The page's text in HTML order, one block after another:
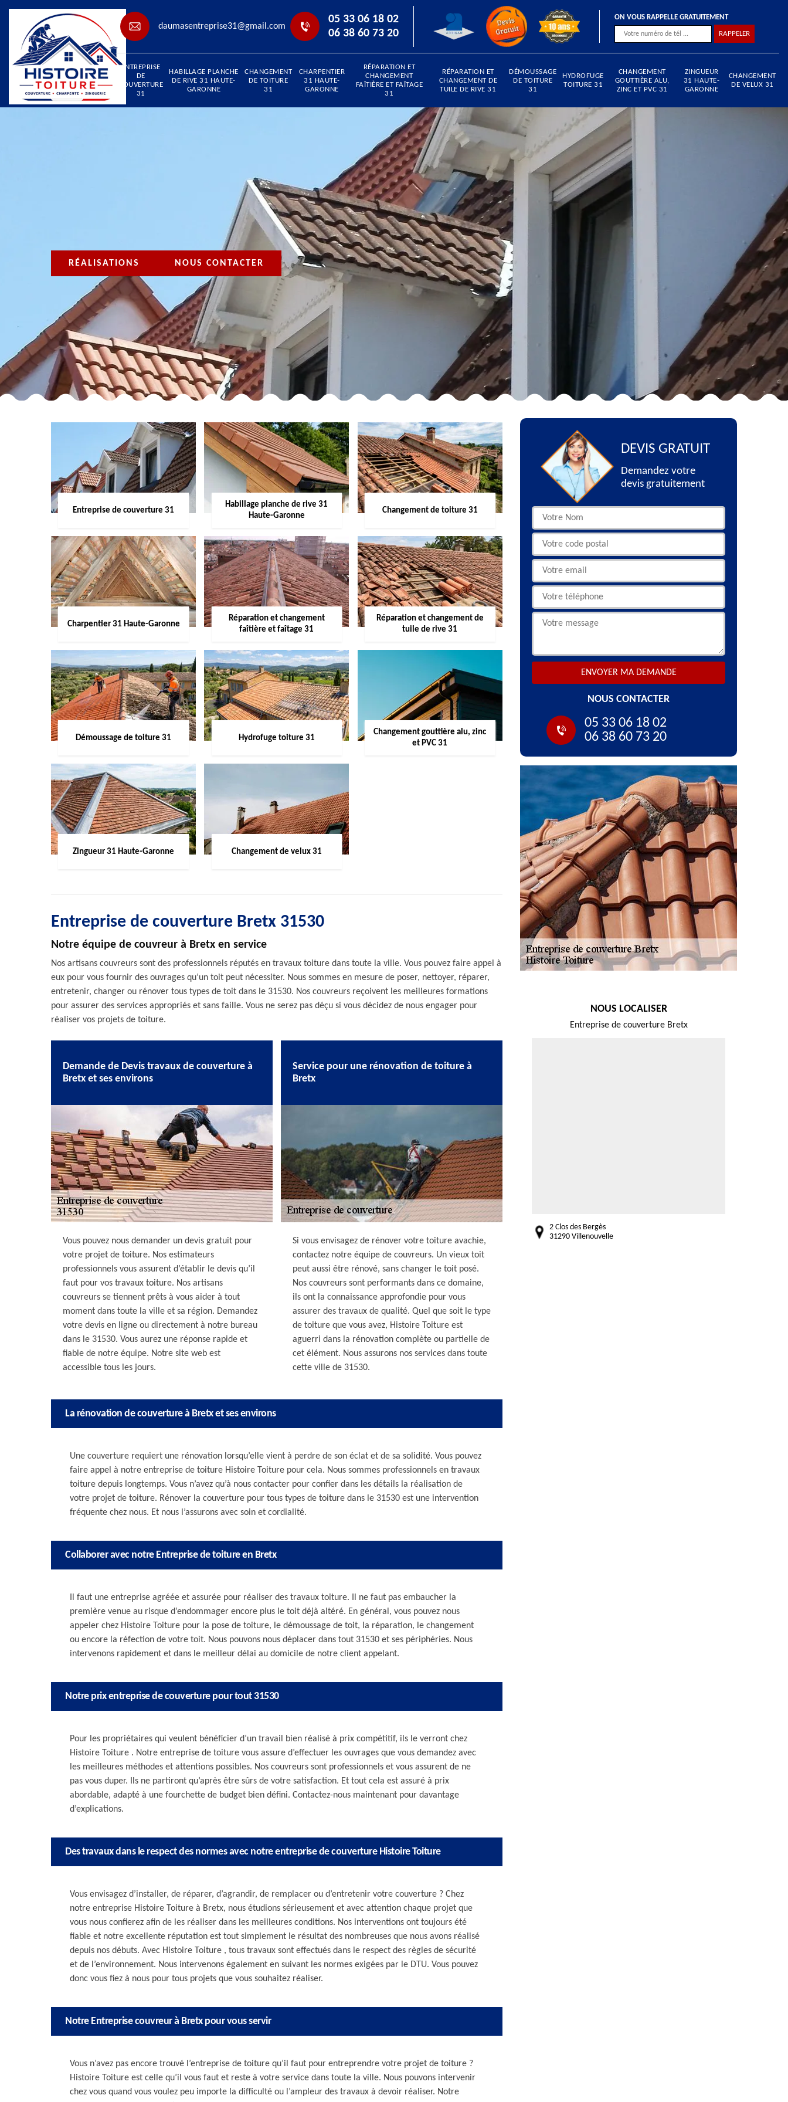
daumasentreprise31@gmail.com
05 33 06 18 02
06 38 60 73 20
ON VOUS RAPPELLE GRATUITEMENT
ENTREPRISE
DE
COUVERTURE
31
HABILLAGE PLANCHE
DE RIVE 31 HAUTE-
GARONNE
CHANGEMENT
DE TOITURE
31
CHARPENTIER
31 HAUTE-
GARONNE
RÉPARATION ET
CHANGEMENT
FAÎTIÈRE ET FAÎTAGE
31
RÉPARATION ET
CHANGEMENT DE
TUILE DE RIVE 31
DÉMOUSSAGE
DE TOITURE
31
HYDROFUGE
TOITURE 31
CHANGEMENT
GOUTTIÈRE ALU,
ZINC ET PVC 31
ZINGUEUR
31 HAUTE-
GARONNE
CHANGEMENT
DE VELUX 31
RÉALISATIONS NOUS CONTACTER
Entreprise de couverture 31
Habillage planche de rive 31
Haute-Garonne
Changement de toiture 31
Charpentier 31 Haute-Garonne
Réparation et changement
faîtière et faîtage 31
Réparation et changement de
tuile de rive 31
Démoussage de toiture 31 Hydrofuge toiture 31
Changement gouttière alu, zinc
et PVC 31
Zingueur 31 Haute-Garonne Changement de velux 31
Entreprise de couverture Bretx 31530
Notre équipe de couvreur à Bretx en service
Nos artisans couvreurs sont des professionnels réputés en travaux toiture dans toute la ville. Vous pouvez faire appel à
eux pour vous fournir des ouvrages qu’un toit peut nécessiter. Nous sommes en mesure de poser, nettoyer, réparer,
entretenir, changer ou rénover tous types de toit dans le 31530. Nos couvreurs reçoivent les meilleures formations
pour assurer des services appropriés et sans faille. Vous ne serez pas déçu si vous décidez de nous engager pour
réaliser vos projets de toiture.
Demande de Devis travaux de couverture à
Bretx et ses environs
Vous pouvez nous demander un devis gratuit pour
votre projet de toiture. Nos estimateurs
professionnels vous assurent d’établir le devis qu’il
faut pour vos travaux toiture. Nos artisans
couvreurs se tiennent prêts à vous aider à tout
moment dans toute la ville et sa région. Demandez
votre devis en ligne ou directement à notre bureau
dans le 31530. Vous aurez une réponse rapide et
fiable de notre équipe. Notre site web est
accessible tous les jours.
Service pour une rénovation de toiture à
Bretx
Si vous envisagez de rénover votre toiture avachie,
contactez notre équipe de couvreurs. Un vieux toit
peut aussi être rénové, sans changer le toit posé.
Nos couvreurs sont performants dans ce domaine,
ils ont la connaissance approfondie pour vous
assurer des travaux de qualité. Quel que soit le type
de toiture que vous avez, Histoire Toiture est
aguerri dans la rénovation complète ou partielle de
cet élément. Nous assurons nos services dans toute
cette ville de 31530.
La rénovation de couverture à Bretx et ses environs
Une couverture requiert une rénovation lorsqu’elle vient à perdre de son éclat et de sa solidité. Vous pouvez
faire appel à notre entreprise de toiture Histoire Toiture pour cela. Nous sommes professionnels en travaux
toiture depuis longtemps. Vous n’avez qu’à nous contacter pour confier dans les détails la réalisation de
votre projet de toiture. Rénover la couverture pour tous types de toiture dans le 31530 est une intervention
fréquente chez nous. Et nous l’assurons avec soin et cordialité.
Collaborer avec notre Entreprise de toiture en Bretx
Il faut une entreprise agréée et assurée pour réaliser des travaux toiture. Il ne faut pas embaucher la
première venue au risque d’endommager encore plus le toit déjà altéré. En général, vous pouvez nous
appeler chez Histoire Toiture pour la pose de toiture, le démoussage de toit, la réparation, le changement
ou encore la réfection de votre toit. Nous pouvons nous déplacer dans tout 31530 et ses périphéries. Nous
intervenons rapidement et dans le meilleur délai au domicile de notre client appelant.
Notre prix entreprise de couverture pour tout 31530
Pour les propriétaires qui veulent bénéficier d’un travail bien réalisé à prix compétitif, ils le verront chez
Histoire Toiture . Notre entreprise de toiture vous assure d’effectuer les ouvrages que vous demandez avec
les meilleures méthodes et attentions possibles. Nos couvreurs sont professionnels et vous assurent de ne
pas vous duper. Ils ne partiront qu’après être sûrs de votre satisfaction. Et tout cela est assuré à prix
abordable, adapté à une fourchette de budget bien défini. Contactez-nous maintenant pour davantage
d’explications.
Des travaux dans le respect des normes avec notre entreprise de couverture Histoire Toiture
Vous envisagez d’installer, de réparer, d’agrandir, de remplacer ou d’entretenir votre couverture ? Chez
notre entreprise Histoire Toiture à Bretx, nous étudions sérieusement et avec attention chaque projet que
vous nous confierez afin de les réaliser dans les meilleures conditions. Nos interventions ont toujours été
fiable et notre excellente réputation est tout simplement le résultat des nombreuses que nous avons réalisé
depuis nos débuts. Avec Histoire Toiture , tous travaux sont effectués dans le respect des règles de sécurité
et de l’environnement. Nous intervenons également en suivant les normes exigées par le DTU. Vous pouvez
donc vous fiez à nous pour tous projets que vous souhaitez réaliser.
Notre Entreprise couvreur à Bretx pour vous servir
Vous n’avez pas encore trouvé l’entreprise de toiture qu’il faut pour entreprendre votre projet de toiture ?
Histoire Toiture est celle qu’il vous faut et reste à votre service dans toute la ville. Nous pouvons intervenir
chez vous quand vous voulez peu importe la difficulté ou l’ampleur des travaux à devoir réaliser. Notre
DEVIS GRATUIT
Demandez votre
devis gratuitement
NOUS CONTACTER
05 33 06 18 02
06 38 60 73 20
NOUS LOCALISER
Entreprise de couverture Bretx
2 Clos des Bergès
31290 Villenouvelle